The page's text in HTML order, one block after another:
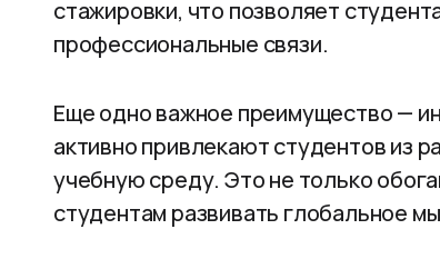
стажировки, что позволяет
профессиональные связи.
Еще одно важное преимущество —
активно привлекают студентов из
учебную среду. Это не только
студентам развивать глобальное